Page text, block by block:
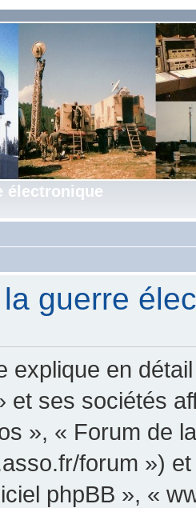
électronique
guerre
explique en
et ses sociétés
», « Forum de
forum »)
phpBB », «